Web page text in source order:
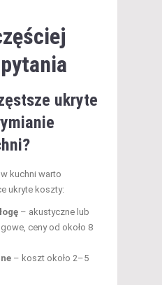
ukryte
kuchni warto
ukryte koszty:
– akustyczne lub
ceny od około 8
– koszt około 2–5